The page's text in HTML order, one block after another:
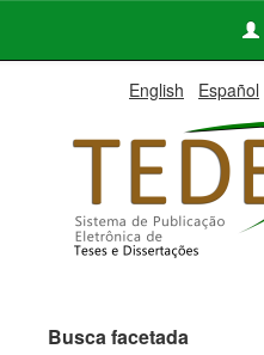
English Español
Busca facetada